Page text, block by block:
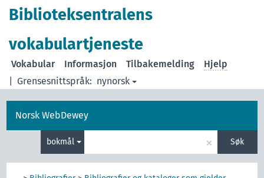
Biblioteksentralens
vokabulartjeneste
Grensesnittspråk: nynorsk
Vokabular Informasjon Tilbakemelding Hjelp
Norsk WebDewey
bokmål × Søk